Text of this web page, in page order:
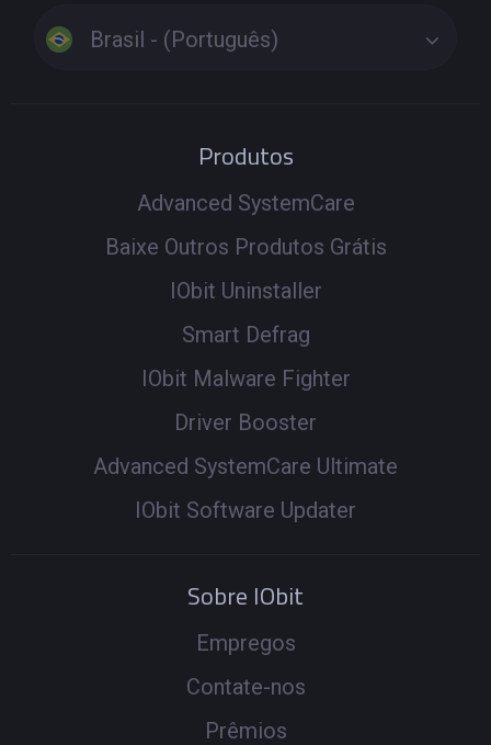
Brasil - (Português)
Produtos
Advanced SystemCare
Baixe Outros Produtos Grátis
IObit Uninstaller
Smart Defrag
IObit Malware Fighter
Driver Booster
Advanced SystemCare Ultimate
IObit Software Updater
Sobre IObit
Empregos
Contate-nos
Prêmios